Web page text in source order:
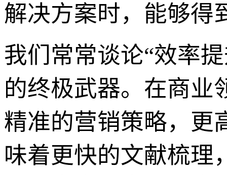
解决方案时，能够得
我们常常谈论“效率
的终极武器。在商业
精准的营销策略，更
味着更快的文献梳理